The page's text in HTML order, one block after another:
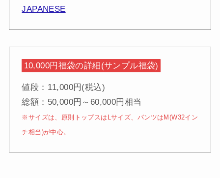
JAPANESE
10,000円福袋の詳細(サンプル福袋)
値段：11,000円(税込)
総額：50,000円～60,000円相当
※サイズは、原則トップスはLサイズ、パンツはM(W32イン
チ相当)が中心。